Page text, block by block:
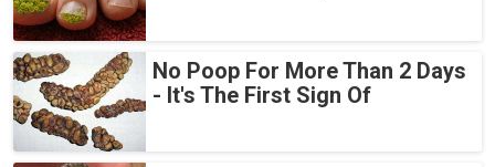
No Poop For More Than 2 Days
- It's The First Sign Of